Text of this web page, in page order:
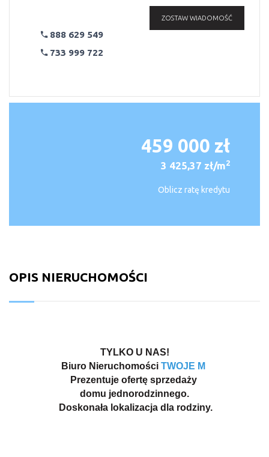
888 629 549
733 999 722
ZOSTAW WIADOMOŚĆ
459 000 zł
3 425,37 zł/m2
Oblicz ratę kredytu
OPIS NIERUCHOMOŚCI
TYLKO U NAS!
Biuro Nieruchomości TWOJE M
Prezentuje ofertę sprzedaży
domu jednorodzinnego.
Doskonała lokalizacja dla rodziny.